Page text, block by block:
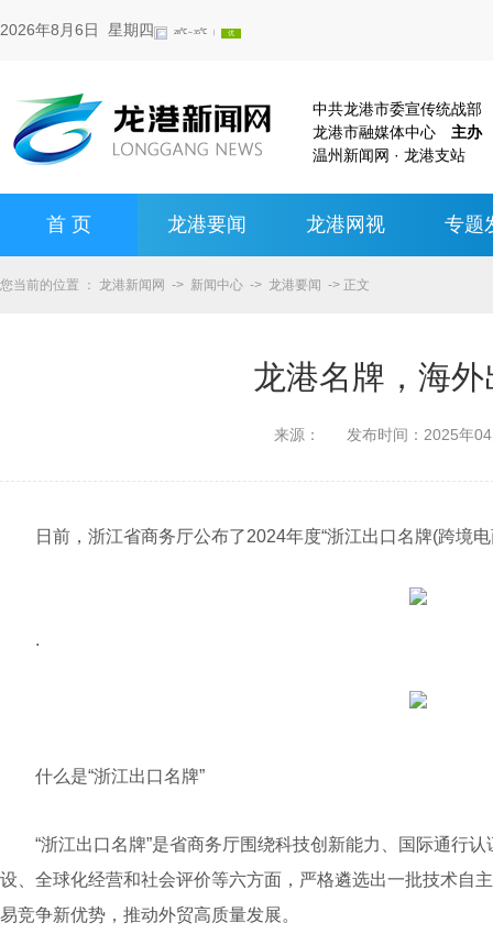
2026年8月6日 星期四
中共龙港市委宣传统战
龙港市融媒体中心 主办
温州新闻网 · 龙港支站
首 页 龙港要闻 龙港网视 专题
您当前的位置 ： 龙港新闻网 -> 新闻中心 -> 龙港要闻 -> 正文
龙港名牌，海
来源： 发布时间： 2025年
日前，浙江省商务厅公布了2024年度“浙江出口名牌(跨境电
.
什么是“浙江出口名牌”
“浙江出口名牌”是省商务厅围绕科技创新能力、国际通行认
设、全球化经营和社会评价等六方面，严格遴选出一批技术自
易竞争新优势，推动外贸高质量发展。